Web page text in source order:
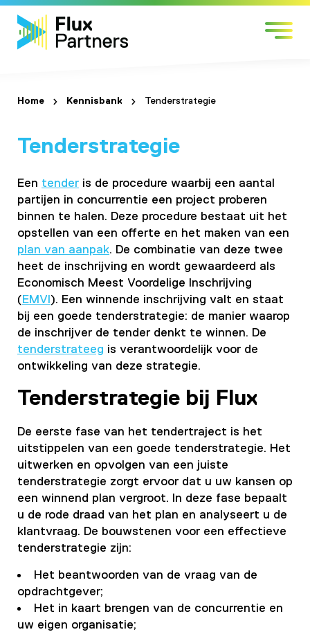
Skip
to
content
Markten
Expertises
Over Flux
Home Kennisbank Tenderstrategie
Tenderstrategie
Een tender is de procedure waarbij een aantal
partijen in concurrentie een project proberen
binnen te halen. Deze procedure bestaat uit het
opstellen van een offerte en het maken van een
plan van aanpak. De combinatie van deze twee
heet de inschrijving en wordt gewaardeerd als
Economisch Meest Voordelige Inschrijving
(EMVI ). Een winnende inschrijving valt en staat
bij een goede tenderstrategie: de manier waarop
de inschrijver de tender denkt te winnen. De
tenderstrateeg is verantwoordelijk voor de
ontwikkeling van deze strategie.
Tenderstrategie bij Flux
De eerste fase van het tendertraject is het
uitstippelen van een goede tenderstrategie. Het
uitwerken en opvolgen van een juiste
tenderstrategie zorgt ervoor dat u uw kansen op
een winnend plan vergroot. In deze fase bepaalt
u de rode draad van het plan en analyseert u de
klantvraag. De bouwstenen voor een effectieve
tenderstrategie zijn:
Het beantwoorden van de vraag van de
opdrachtgever;
Het in kaart brengen van de concurrentie en
uw eigen organisatie;